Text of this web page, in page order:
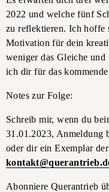
2022 und welche fünf
zu reflektieren. Ich hoffe
Motivation für dein
weniger das Gleiche und
ich dir für das kommende
Notes zur Folge:
Schreib mir, wenn du
31.01.2023, Anmeldung
oder dir ein Exemplar
Abonniere Querantrieb